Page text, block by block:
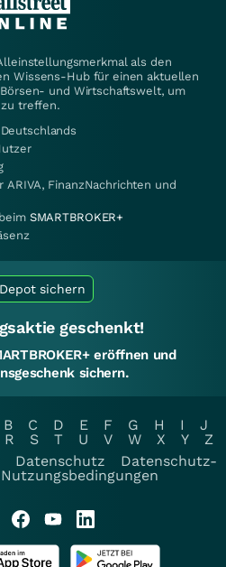
als den
Wissens-Hub für einen aktuellen
und Wirtschaftswelt, um
treffen.
ARIVA, FinanzNachrichten und
SMARTBROKER+
sichern
geschenkt!
eröffnen und
sichern.
B C D E F G H I
J
R S T U V W X Y
Z
Datenschutz
Datenschutz-
Nutzungsbedingungen